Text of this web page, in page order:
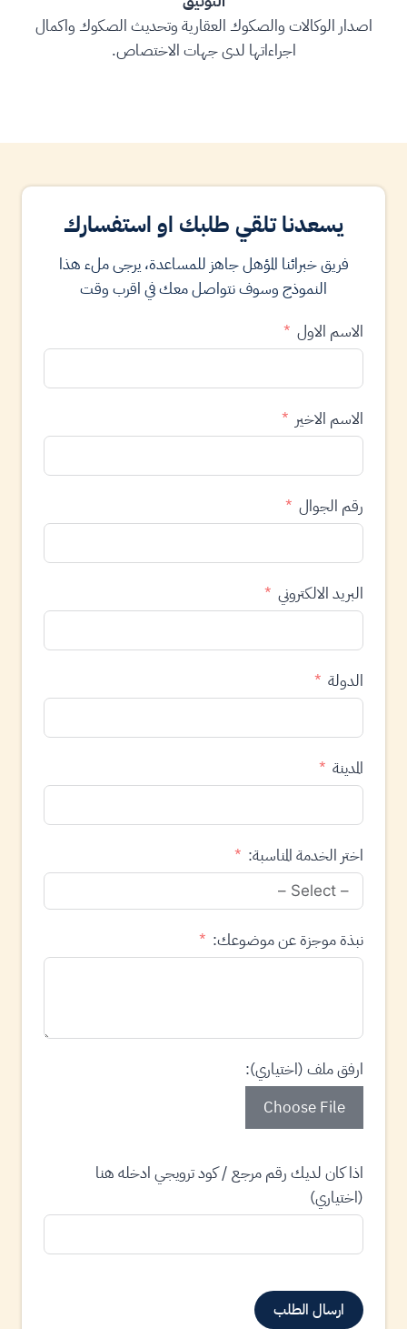
اصدار الوكالات والصكوك العقارية وتحديث الصكوك واكمال
اجراءاتها لدى جهات الاختصاص.
يسعدنا تلقي طلبك او استفسارك
فريق خبرائنا المؤهل جاهز للمساعدة، يرجى ملء هذا
النموذج وسوف نتواصل معك في اقرب وقت
الاسم الاول
الاسم الاخير
رقم الجوال
البريد الالكتروني
الدولة
المدينة
اختر الخدمة المناسبة:
نبذة موجزة عن موضوعك:
ارفق ملف (اختياري):
Choose File
اذا كان لديك رقم مرجع / كود ترويجي ادخله هنا
(اختياري)
ارسال الطلب